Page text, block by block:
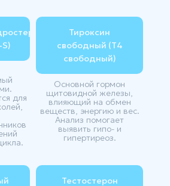
для
Тироксин
свободный (Т4
свободный)
Основной гормон
щитовидной железы,
влияющий на обмен
веществ, энергию и вес.
Анализ помогает
выявить гипо- и
гипертиреоз.
Тестостерон